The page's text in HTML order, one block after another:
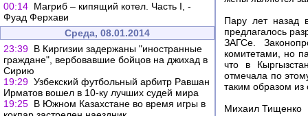
00:14 Магриб – кипящий котел. Часть I, -
Фуад Ферхави
Среда, 08.01.2014
23:39 В Киргизии задержаны "иностранные
граждане", вербовавшие бойцов на джихад в
Сирию
19:29 Узбекский футбольный арбитр Равшан
Ирматов вошел в 10-ку лучших судей мира
19:25 В Южном Казахстане во время игры в
Пару лет назад
предлагалось
ЗАГСе.
комитетами, но
что в
отмечала по
таким образом из
Михаил Тищенко